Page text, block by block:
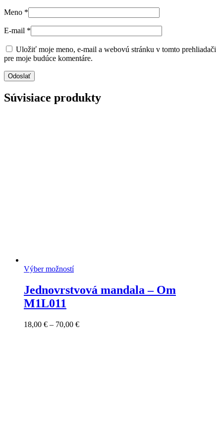
Meno *
E-mail *
Uložiť moje meno, e-mail a webovú stránku v tomto prehliadači
pre moje budúce komentáre.
Súvisiace produkty
Výber možností
Jednovrstvová mandala – Om
M1L011
18,00 € – 70,00 €Price